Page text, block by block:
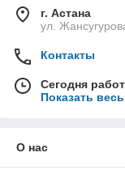
г. Астана
ул.
Контакты
Сегодня
Показать
О нас